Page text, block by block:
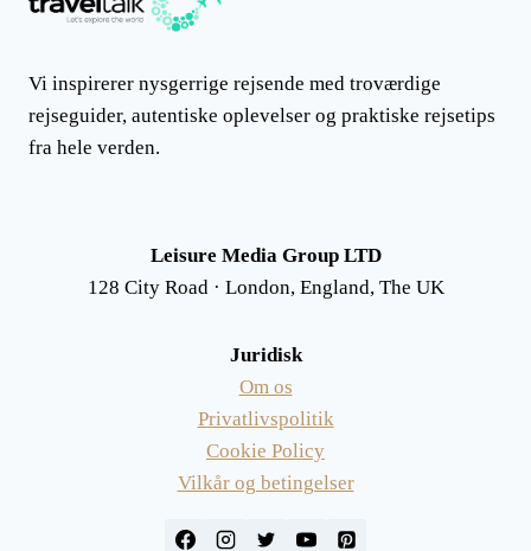
Vi inspirerer nysgerrige rejsende med troværdige
rejseguider, autentiske oplevelser og praktiske rejsetips
fra hele verden.
Leisure Media Group LTD
128 City Road · London, England, The UK
Juridisk
Om os
Privatlivspolitik
Cookie Policy
Vilkår og betingelser